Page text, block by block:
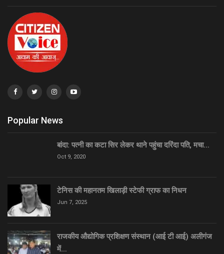
Popular News
बांदा: पत्नी का कटा सिर लेकर थाने पहुंचा दरिंदा पति, मचा…
Oct 9, 2020
टेनिस की महानतम खिलाड़ी स्टेफी ग्राफ का निधन
Jun 7, 2025
राजकीय औद्योगिक प्रशिक्षण संस्थान (आई टी आई) अलीगंज
में…